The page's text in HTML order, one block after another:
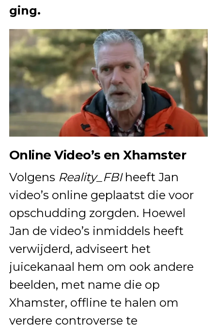
ging.
Online Video’s en Xhamster
Volgens Reality_FBIheeft Jan
video’s online geplaatst die voor
opschudding zorgden. Hoewel
Jan de video’s inmiddels heeft
verwijderd, adviseert het
juicekanaal hem om ook andere
beelden, met name die op
Xhamster, offline te halen om
verdere controverse te